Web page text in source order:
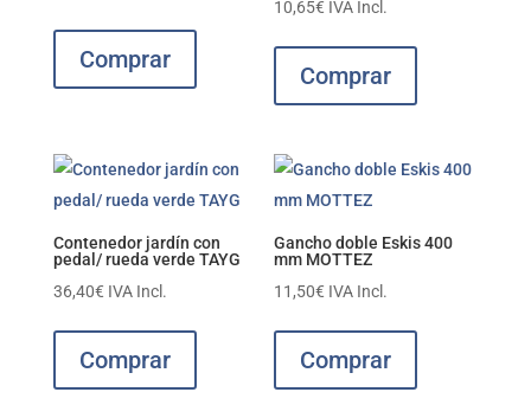
Comprar
10,65€ IVA Incl.
Comprar
Contenedor jardín con
pedal/ rueda verde TAYG
36,40€ IVA Incl.
Comprar
Gancho doble Eskis 400
mm MOTTEZ
11,50€ IVA Incl.
Comprar